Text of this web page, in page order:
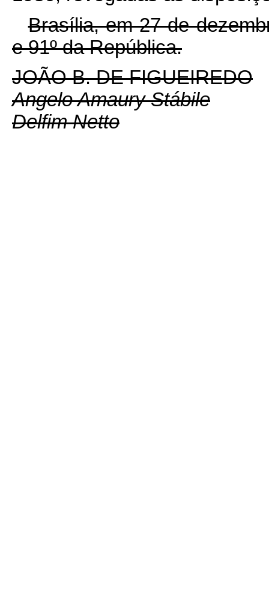
Brasília, em 27 de
e 91º da República.
JOÃO B. DE FIGUEIREDO
Angelo Amaury Stábile
Delfim Netto